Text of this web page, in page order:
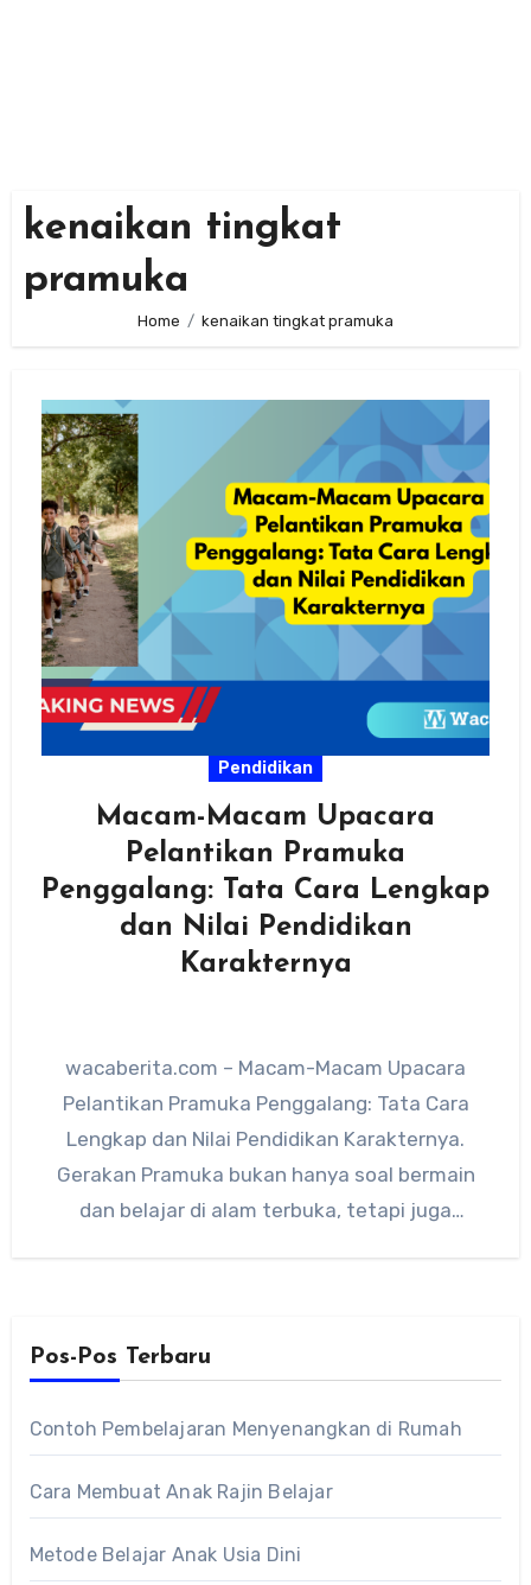
kenaikan tingkat
pramuka
Home kenaikan tingkat pramuka
Pendidikan
Macam-Macam Upacara
Pelantikan Pramuka
Penggalang: Tata Cara Lengkap
dan Nilai Pendidikan
Karakternya
wacaberita.com – Macam-Macam Upacara
Pelantikan Pramuka Penggalang: Tata Cara
Lengkap dan Nilai Pendidikan Karakternya.
Gerakan Pramuka bukan hanya soal bermain
dan belajar di alam terbuka, tetapi juga
Pos-Pos Terbaru
Contoh Pembelajaran Menyenangkan di Rumah
Cara Membuat Anak Rajin Belajar
Metode Belajar Anak Usia Dini